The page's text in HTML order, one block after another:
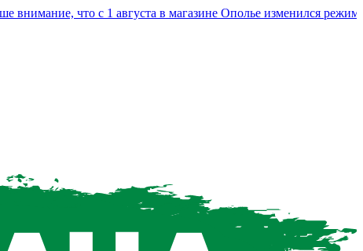
что с 1 августа в магазине Ополье изменился режим